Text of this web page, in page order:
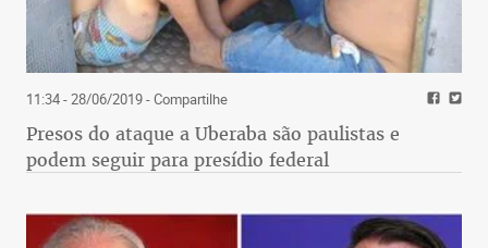
11:34 - 28/06/2019- Compartilhe
Presos do ataque a Uberaba são paulistas e
podem seguir para presídio federal